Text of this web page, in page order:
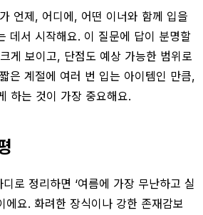
언제, 어디에, 어떤 이너와 함께 입을
데서 시작해요. 이 질문에 답이 분명할
게 보이고, 단점도 예상 가능한 범위로
은 계절에 여러 번 입는 아이템인 만큼,
하는 것이 가장 중요해요.
로 정리하면 ‘여름에 가장 무난하고 실
에요. 화려한 장식이나 강한 존재감보